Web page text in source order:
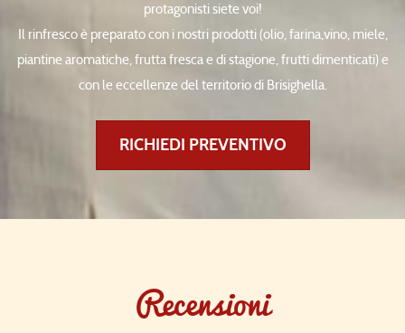
protagonisti siete voi!
Il rinfresco è preparato con i nostri prodotti (olio, farina,vino, miele,
piantine aromatiche, frutta fresca e di stagione, frutti dimenticati) e
con le eccellenze del territorio di Brisighella.
RICHIEDI PREVENTIVO
Recensioni